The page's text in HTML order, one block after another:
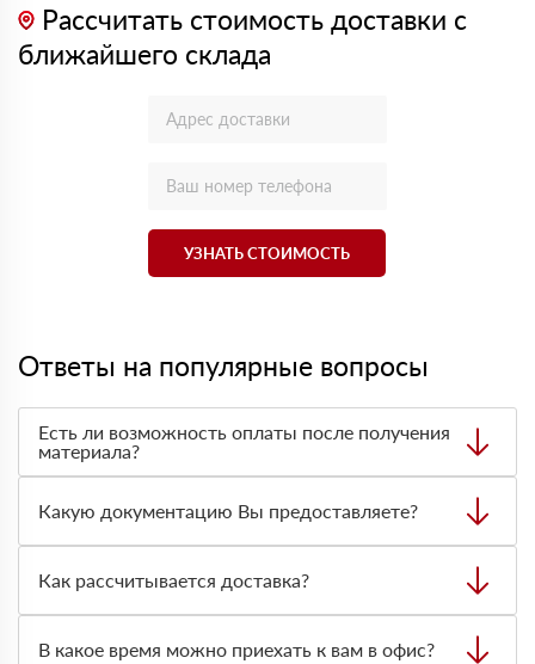
Рассчитать стоимость доставки с
ближайшего склада
УЗНАТЬ СТОИМОСТЬ
Ответы на популярные вопросы
Есть ли возможность оплаты после получения
материала?
оплата по факту получения товара. При этом, если
доставленный товар был ненадлежащего качества, то
Вы вправе от него отказаться.
Какую документацию Вы предоставляете?
сертификаты и паспорта качества, а также товарно-
транспортную накладную.
Как рассчитывается доставка?
персональный менеджер для уточнения деталей заказа.
В какое время можно приехать к вам в офис?